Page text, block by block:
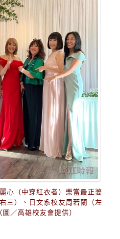
心（中穿紅衣者）樂當最正婆
三）、日文系校友周若蘭（左
／高雄校友會提供）